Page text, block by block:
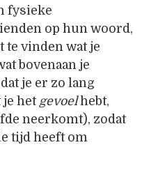
fysieke
op hun woord,
te vinden wat je
bovenaan je
je er zo lang
je het gevoelhebt,
neerkomt), zodat
tijd heeft om